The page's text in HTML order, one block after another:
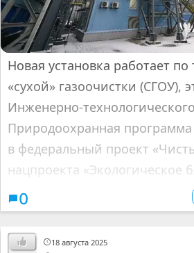
Новая установка работает по
«сухой» газоочистки (СГОУ),
Инженерно-
Природоохранная
в федеральный проект
нацпроекта «Экологическое
0
18 августа 2025